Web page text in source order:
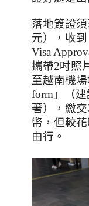
落地簽證
元），收
Visa
攜帶2吋照
至越南機
form 」（
著），繳交
幣，但較
由行。